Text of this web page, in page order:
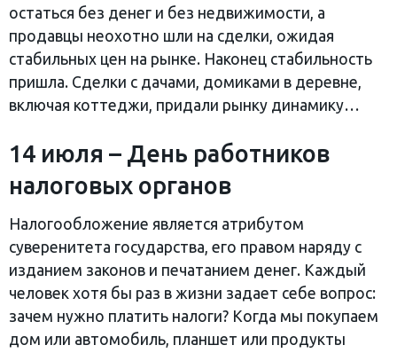
остаться без денег и без недвижимости, а
продавцы неохотно шли на сделки, ожидая
стабильных цен на рынке. Наконец стабильность
пришла. Сделки с дачами, домиками в деревне,
включая коттеджи, придали рынку динамику…
14 июля – День работников
налоговых органов
Налогообложение является атрибутом
суверенитета государства, его правом наряду с
изданием законов и печатанием денег. Каждый
человек хотя бы раз в жизни задает себе вопрос:
зачем нужно платить налоги? Когда мы покупаем
дом или автомобиль, планшет или продукты